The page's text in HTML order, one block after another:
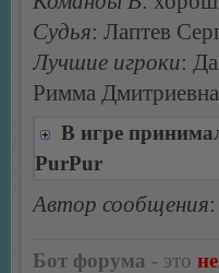
Судья: Лаптев
Лучшие игроки:
Римма Дмитриевна
В игре
PurPur
Автор сообщения
Бот форума - это не